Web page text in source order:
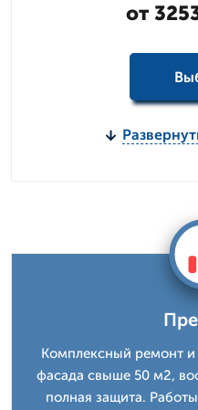
от
Комплексный ремонт и
фасада свыше 50 м2,
полная защита.